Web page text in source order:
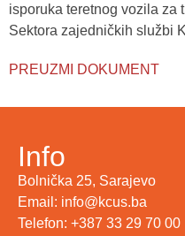
isporuka teretnog vozila za
Sektora zajedničkih službi
PREUZMI DOKUMENT
Info
Bolnička 25, Sarajevo
Email: info@kcus.ba
Telefon: +387 33 29 70 00